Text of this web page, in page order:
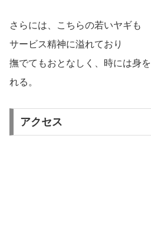
さらには、こちらの若いヤギも
サービス精神に溢れており
撫でてもおとなしく、時には身
れる。
アクセス